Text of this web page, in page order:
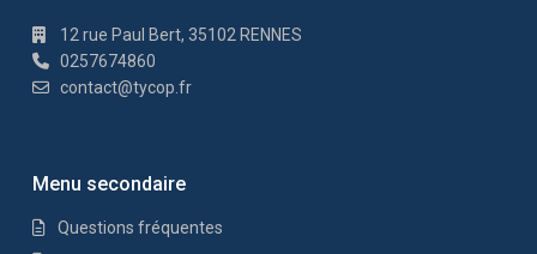
12 rue Paul Bert, 35102 RENNES
0257674860
contact@tycop.fr
Menu secondaire
Questions fréquentes